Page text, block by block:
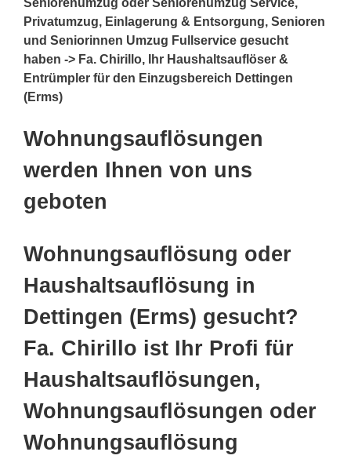
Privatumzug, Einlagerung & Entsorgung, Senioren
und Seniorinnen Umzug Fullservice gesucht
haben -> Fa. Chirillo, Ihr Haushaltsauflöser &
Entrümpler für den Einzugsbereich Dettingen
(Erms)
Wohnungsauflösungen
werden Ihnen von uns
geboten
Wohnungsauflösung oder
Haushaltsauflösung in
Dettingen (Erms) gesucht?
Fa. Chirillo ist Ihr Profi für
Haushaltsauflösungen,
Wohnungsauflösungen oder
Wohnungsauflösung